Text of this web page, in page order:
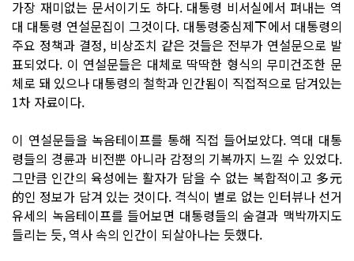
가장 재미없는 문서이기도 하다. 대통령 비서실에서 펴내는 역
대 대통령 연설문집이 그것이다. 대통령중심제下에서 대통령의
주요 정책과 결정, 비상조치 같은 것들은 전부가 연설문으로 발
표되었다. 이 연설문들은 대체로 딱딱한 형식의 무미건조한 문
체로 돼 있으나 대통령의 철학과 인간됨이 직접적으로 담겨있는
1차 자료이다.
이 연설문들을 녹음테이프를 통해 직접 들어보았다. 역대 대통
령들의 경륜과 비전뿐 아니라 감정의 기복까지 느낄 수 있었다.
그만큼 인간의 육성에는 활자가 담을 수 없는 복합적이고 多元
的인 정보가 담겨 있는 것이다. 격식이 별로 없는 인터뷰나 선거
유세의 녹음테이프를 들어보면 대통령들의 숨결과 맥박까지도
들리는 듯, 역사 속의 인간이 되살아나는 듯했다.